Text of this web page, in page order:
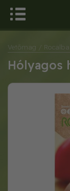
Vetőmag / Rocalba
Hólyagos